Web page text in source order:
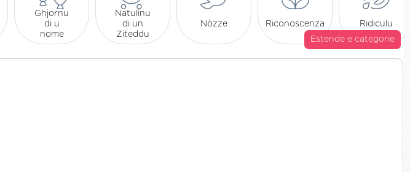
Ghjornu
di u
nome
Natulinu
di un
Ziteddu
Nòzze Riconoscenza
Ridiculu
Estende e categorie